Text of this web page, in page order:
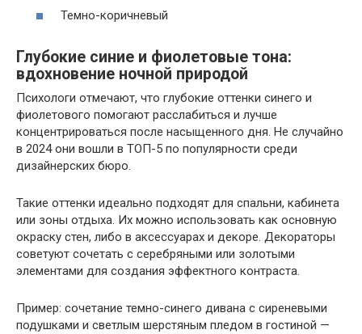
Темно-коричневый
Глубокие синие и фиолетовые тона:
вдохновение ночной природой
Психологи отмечают, что глубокие оттенки синего и
фиолетового помогают расслабиться и лучше
концентрироваться после насыщенного дня. Не случайно
в 2024 они вошли в ТОП-5 по популярности среди
дизайнерских бюро.
Такие оттенки идеально подходят для спальни, кабинета
или зоны отдыха. Их можно использовать как основную
окраску стен, либо в аксессуарах и декоре. Декораторы
советуют сочетать с серебряными или золотыми
элементами для создания эффектного контраста.
Пример: сочетание темно-синего дивана с сиреневыми
подушками и светлым шерстяным пледом в гостиной —